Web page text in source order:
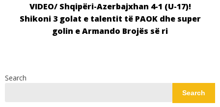
VIDEO/ Shqipëri-Azerbajxhan 4-1 (U-17)!
Shikoni 3 golat e talentit të PAOK dhe super
golin e Armando Brojës së ri
Search
Search